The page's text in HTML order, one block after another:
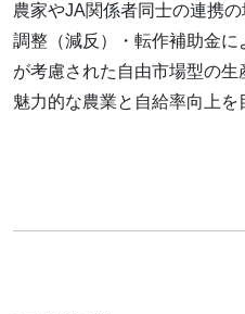
農家やJA関係者同士の連携
調整（減反）・転作補助金
が考慮された自由市場型の生
魅力的な農業と自給率向上を